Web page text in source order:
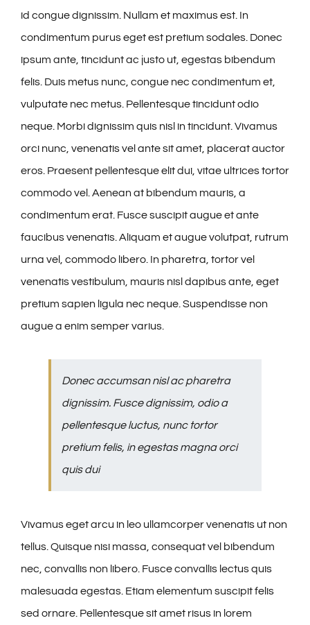
id congue dignissim. Nullam et maximus est. In
condimentum purus eget est pretium sodales. Donec
ipsum ante, tincidunt ac justo ut, egestas bibendum
felis. Duis metus nunc, congue nec condimentum et,
vulputate nec metus. Pellentesque tincidunt odio
neque. Morbi dignissim quis nisl in tincidunt. Vivamus
orci nunc, venenatis vel ante sit amet, placerat auctor
eros. Praesent pellentesque elit dui, vitae ultrices tortor
commodo vel. Aenean at bibendum mauris, a
condimentum erat. Fusce suscipit augue et ante
faucibus venenatis. Aliquam et augue volutpat, rutrum
urna vel, commodo libero. In pharetra, tortor vel
venenatis vestibulum, mauris nisl dapibus ante, eget
pretium sapien ligula nec neque. Suspendisse non
augue a enim semper varius.
Donec accumsan nisl ac pharetra
dignissim. Fusce dignissim, odio a
pellentesque luctus, nunc tortor
pretium felis, in egestas magna orci
quis dui
Vivamus eget arcu in leo ullamcorper venenatis ut non
tellus. Quisque nisi massa, consequat vel bibendum
nec, convallis non libero. Fusce convallis lectus quis
malesuada egestas. Etiam elementum suscipit felis
sed ornare. Pellentesque sit amet risus in lorem